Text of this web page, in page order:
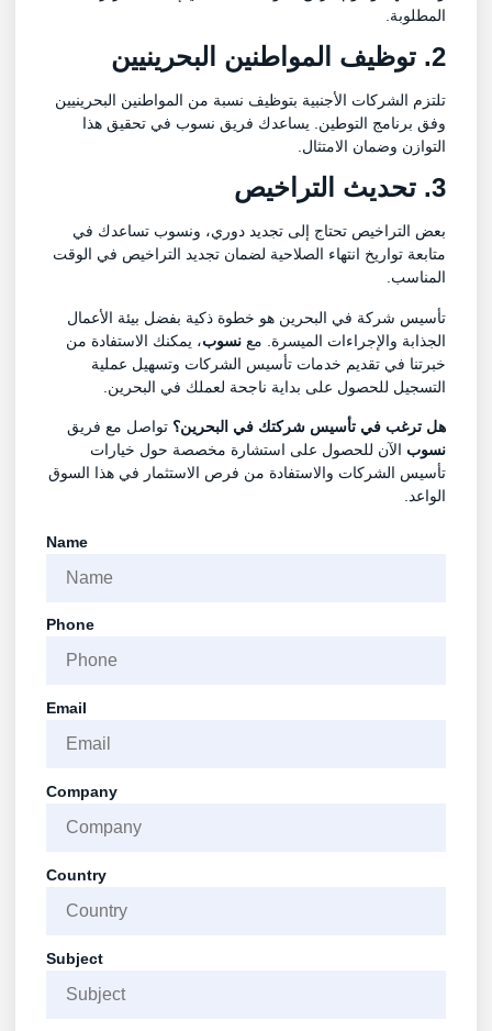
المطلوبة.
2. توظيف المواطنين البحرينيين
تلتزم الشركات الأجنبية بتوظيف نسبة من المواطنين البحرينيين
وفق برنامج التوطين. يساعدك فريق نسوب في تحقيق هذا
التوازن وضمان الامتثال.
3. تحديث التراخيص
بعض التراخيص تحتاج إلى تجديد دوري، ونسوب تساعدك في
متابعة تواريخ انتهاء الصلاحية لضمان تجديد التراخيص في الوقت
المناسب.
تأسيس شركة في البحرين هو خطوة ذكية بفضل بيئة الأعمال
الجذابة والإجراءات الميسرة. مع نسوب، يمكنك الاستفادة من
خبرتنا في تقديم خدمات تأسيس الشركات وتسهيل عملية
التسجيل للحصول على بداية ناجحة لعملك في البحرين.
هل ترغب في تأسيس شركتك في البحرين؟ تواصل مع فريق
نسوب الآن للحصول على استشارة مخصصة حول خيارات
تأسيس الشركات والاستفادة من فرص الاستثمار في هذا السوق
الواعد.
Name
Phone
Email
Company
Country
Subject